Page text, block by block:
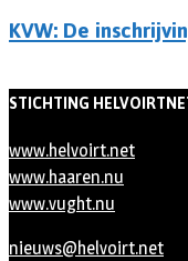
KVW: De
STICHTING
www.helvoirt.net
www.haaren.nu
www.vught.nu
nieuws@helvoirt.net